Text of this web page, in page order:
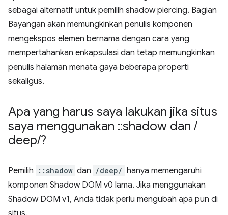
sebagai alternatif untuk pemilih shadow piercing. Bagian
Bayangan akan memungkinkan penulis komponen
mengekspos elemen bernama dengan cara yang
mempertahankan enkapsulasi dan tetap memungkinkan
penulis halaman menata gaya beberapa properti
sekaligus.
Apa yang harus saya lakukan jika situs
saya menggunakan ::shadow dan /
deep/?
Pemilih ::shadow dan /deep/ hanya memengaruhi
komponen Shadow DOM v0 lama. Jika menggunakan
Shadow DOM v1, Anda tidak perlu mengubah apa pun di